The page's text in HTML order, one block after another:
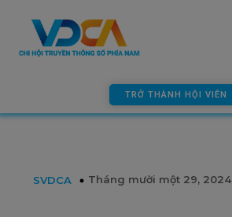
TRỞ THÀNH HỘI VIÊN
SVDCA Tháng mười một 29, 2024